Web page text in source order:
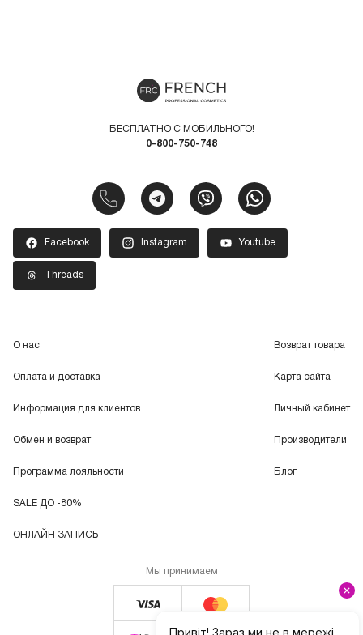
БЕСПЛАТНО С МОБИЛЬНОГО!
0-800-750-748
Facebook Instagram Youtube
Threads
О нас
Оплата и доставка
Информация для клиентов
Обмен и возврат
Программа лояльности
SALE ДО -80%
ОНЛАЙН ЗАПИСЬ
Возврат товара
Карта сайта
Личный кабинет
Производители
Блог
Мы принимаем